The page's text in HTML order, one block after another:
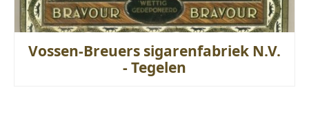
Vossen-Breuers sigarenfabriek N.V.
- Tegelen